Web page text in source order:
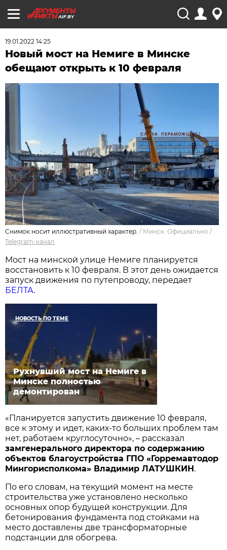
AIF.BY
19.01.2022 14:25
Новый мост на Немиге в Минске
обещают открыть к 10 февраля
Снимок носит иллюстративный характер. / Минск. Официально /
Telegram-канал
Мост на минской улице Немиге планируется
восстановить к 10 февраля. В этот день ожидается
запуск движения по путепроводу, передает
БЕЛТА.
НОВОСТЬ ПО ТЕМЕ
Рухнувший мост на Немиге в
Минске полностью
демонтирован
«Планируется запустить движение 10 февраля,
все к этому и идет, каких-то больших проблем там
нет, работаем круглосуточно», – рассказал
замгенерального директора по содержанию
объектов благоустройства ГПО «Горремавтодор
Мингорисполкома» Владимир ЛАТУШКИН.
По его словам, на текущий момент на месте
строительства уже установлено несколько
основных опор будущей конструкции. Для
бетонирования фундамента под стойками на
место доставлены две трансформаторные
подстанции для обогрева.